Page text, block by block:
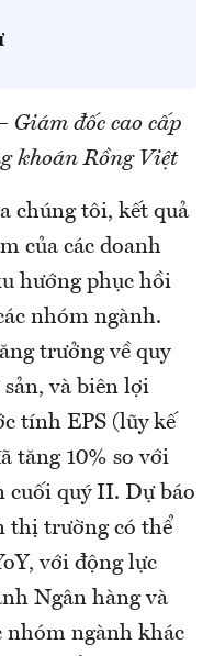
Giám đốc cao cấp
khoán Rồng Việt
chúng tôi, kết quả
của các doanh
hướng phục hồi
nhóm ngành.
trưởng về quy
và biên lợi
tính EPS (lũy kế
tăng 10% so với
cuối quý II. Dự báo
thị trường có thể
với động lực
Ngân hàng và
nhóm ngành khác